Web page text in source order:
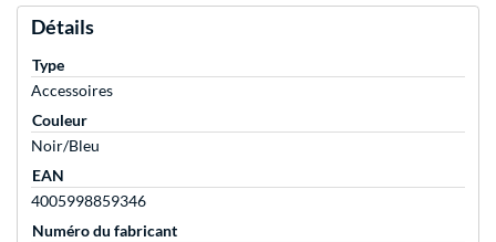
Détails
Type
Accessoires
Couleur
Noir/Bleu
EAN
4005998859346
Numéro du fabricant